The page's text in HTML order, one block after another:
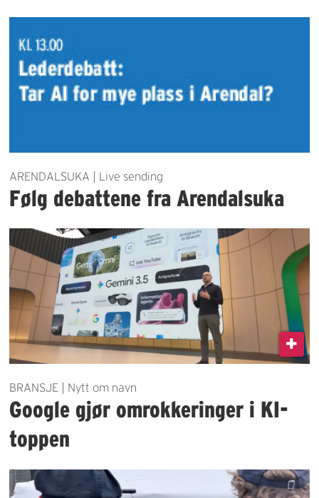
ARENDALSUKA | Live sending
Følg debattene fra Arendalsuka
BRANSJE | Nytt om navn
Google gjør omrokkeringer i KI-
toppen